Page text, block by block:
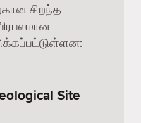
சிறந்த
Site